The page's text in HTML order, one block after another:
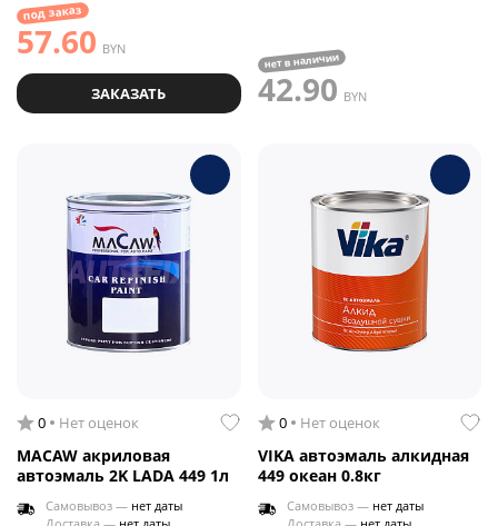
под заказ
57.60 BYN
ЗАКАЗАТЬ
нет в наличии
42.90 BYN
0 Нет оценок
MACAW акриловая
автоэмаль 2K LADA 449 1л
Самовывоз — нет даты
0 Нет оценок
VIKA автоэмаль алкидная
449 океан 0.8кг
Самовывоз — нет даты